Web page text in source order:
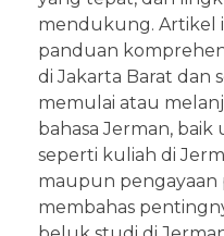
mendukung. Artikel
panduan
di Jakarta Barat dan
memulai atau
bahasa Jerman,
seperti kuliah di
maupun pengayaan
membahas